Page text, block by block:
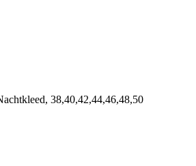
38,40,42,44,46,48,50